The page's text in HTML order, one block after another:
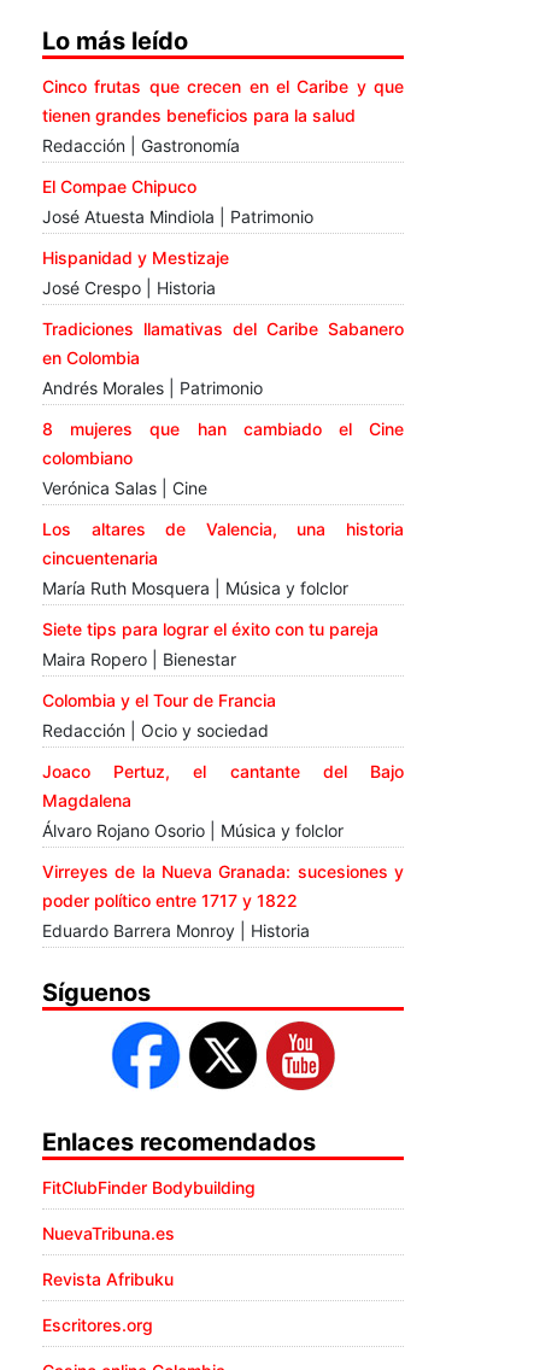
Lo más leído
Cinco frutas que crecen en el Caribe y que
tienen grandes beneficios para la salud
Redacción | Gastronomía
El Compae Chipuco
José Atuesta Mindiola | Patrimonio
Hispanidad y Mestizaje
José Crespo | Historia
Tradiciones llamativas del Caribe Sabanero
en Colombia
Andrés Morales | Patrimonio
8 mujeres que han cambiado el Cine
colombiano
Verónica Salas | Cine
Los altares de Valencia, una historia
cincuentenaria
María Ruth Mosquera | Música y folclor
Siete tips para lograr el éxito con tu pareja
Maira Ropero | Bienestar
Colombia y el Tour de Francia
Redacción | Ocio y sociedad
Joaco Pertuz, el cantante del Bajo
Magdalena
Álvaro Rojano Osorio | Música y folclor
Virreyes de la Nueva Granada: sucesiones y
poder político entre 1717 y 1822
Eduardo Barrera Monroy | Historia
Síguenos
Enlaces recomendados
FitClubFinder Bodybuilding
NuevaTribuna.es
Revista Afribuku
Escritores.org